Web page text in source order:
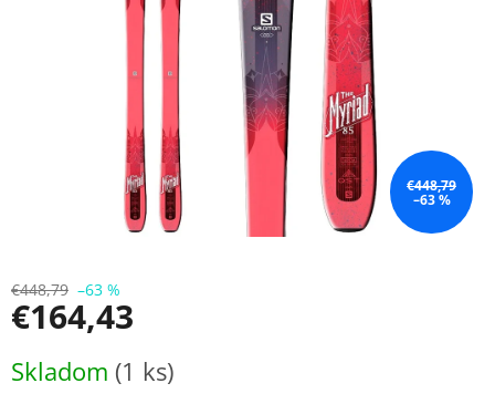
€448,79
–63 %
€448,79 –63 %
€164,43
cena:
Skladom (1 ks)